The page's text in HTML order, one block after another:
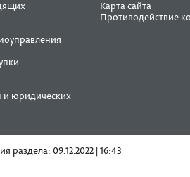
юридических
Карта сайта
Противодействие
раздела: 09.12.2022 | 16:43